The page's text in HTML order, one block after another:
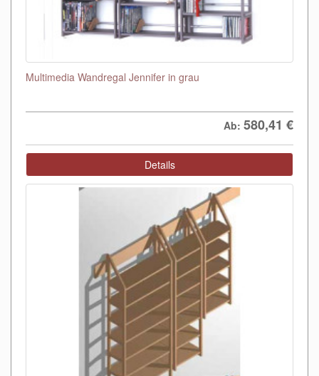
Multimedia Wandregal Jennifer in grau
Ab: 580,41 €
Details